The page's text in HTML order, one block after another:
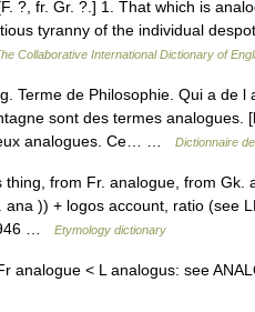
?, fr. Gr. ?.] 1. That which is
tyranny of the individual
Collaborative International Dictionary of
Terme de Philosophie. Qui a de l
sont des termes
analogues. Ce… …
Dictionnaire
from Fr. analogue, from Gk.
)) + logos account, ratio (see
…
Etymology dictionary
analogue < L analogus: see